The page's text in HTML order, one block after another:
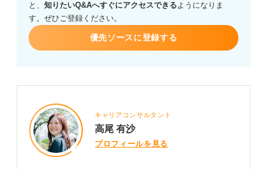
と、 知りたいQ&Aへすぐにアクセスできるようになりま
す。ぜひご登録ください。
優先ソースに登録する
キャリアコンサルタント
高尾 有沙
プロフィールを見る